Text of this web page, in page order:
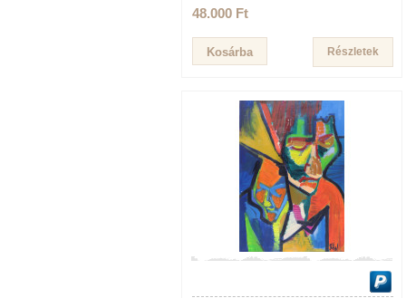
48.000 Ft
Részletek